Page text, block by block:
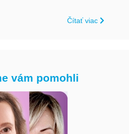
Čítať viac
vám pomohli